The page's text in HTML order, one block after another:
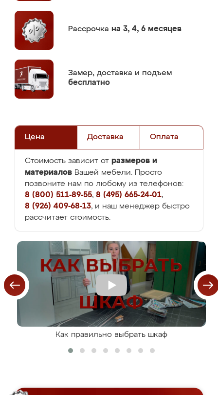
Рассрочка на 3, 4, 6 месяцев
Замер, доставка и подъем
бесплатно
Цена Доставка Оплата
Стоимость зависит от размеров и
материалов Вашей мебели. Просто
позвоните нам по любому из телефонов:
8 (800) 511-89-55, 8 (495) 665-24-01,
8 (926) 409-68-13, и наш менеджер быстро
рассчитает стоимость.
Как правильно выбрать шкаф